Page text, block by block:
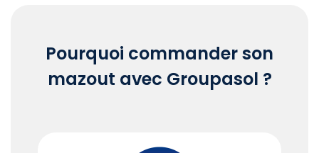
Pourquoi commander son
mazout avec Groupasol ?